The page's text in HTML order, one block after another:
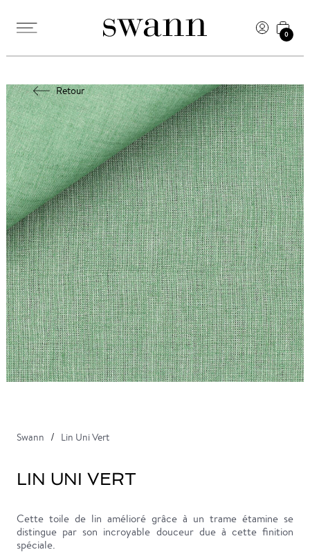
0
Retour
Swann Lin Uni Vert
LIN UNI VERT
Cette toile de lin amélioré grâce à un trame étamine se
distingue par son incroyable douceur due à cette finition
spéciale.